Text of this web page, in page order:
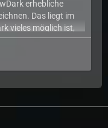
erhebliche
Das liegt im
vieles möglich ist,
von Anfang an
für Spieler,